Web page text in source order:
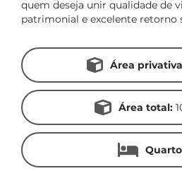
quem deseja unir qualidade de
patrimonial e excelente retorno
Área
Área total: